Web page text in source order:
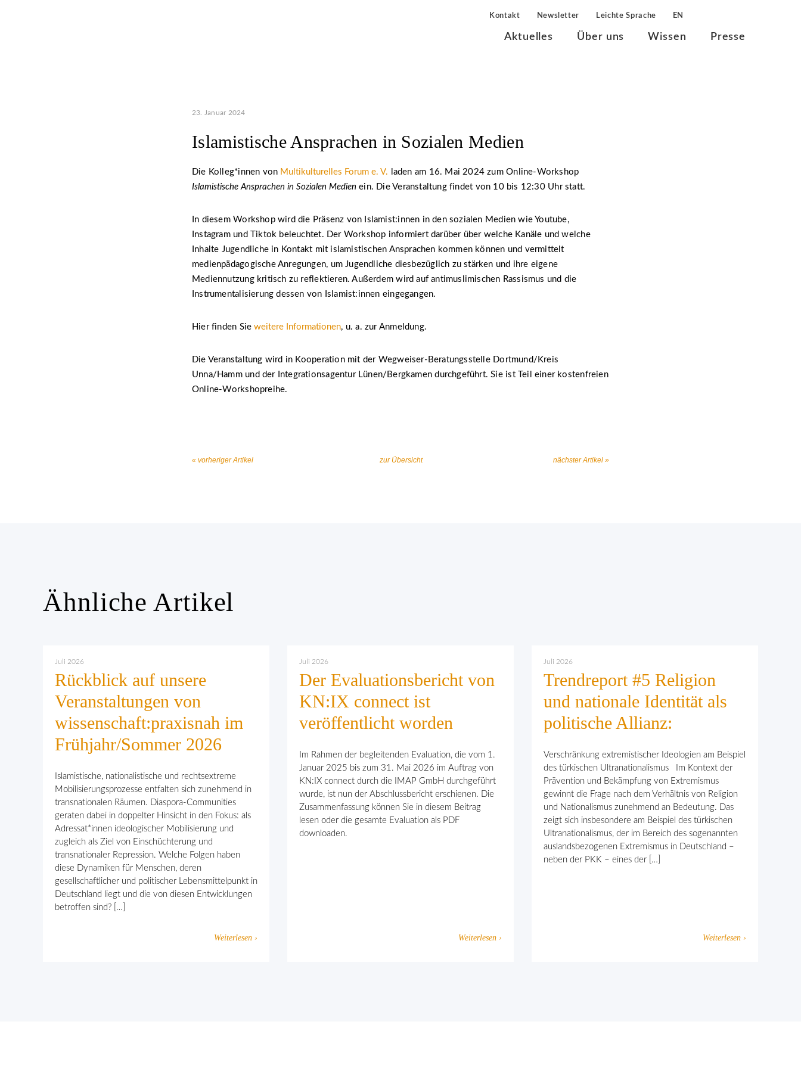
Kontakt Newsletter Leichte Sprache EN
Aktuelles Über uns Wissen Presse
23. Januar 2024
Islamistische Ansprachen in Sozialen Medien
Die Kolleg*innen von Multikulturelles Forum e. V. laden am 16. Mai 2024 zum Online-Workshop
Islamistische Ansprachen in Sozialen Medien ein. Die Veranstaltung findet von 10 bis 12:30 Uhr statt.
In diesem Workshop wird die Präsenz von Islamist:innen in den sozialen Medien wie Youtube,
Instagram und Tiktok beleuchtet. Der Workshop informiert darüber über welche Kanäle und welche
Inhalte Jugendliche in Kontakt mit islamistischen Ansprachen kommen können und vermittelt
medienpädagogische Anregungen, um Jugendliche diesbezüglich zu stärken und ihre eigene
Mediennutzung kritisch zu reflektieren. Außerdem wird auf antimuslimischen Rassismus und die
Instrumentalisierung dessen von Islamist:innen eingegangen.
Hier finden Sieweitere Informationen, u. a. zur Anmeldung.
Die Veranstaltung wird in Kooperation mit der Wegweiser-Beratungsstelle Dortmund/Kreis
Unna/Hamm und der Integrationsagentur Lünen/Bergkamen durchgeführt. Sie ist Teil einer kostenfreien
Online-Workshopreihe.
« vorheriger Artikel zur Übersicht nächster Artikel »
Ähnliche Artikel
Juli 2026
Rückblick auf unsere
Veranstaltungen von
wissenschaft:praxisnah im
Frühjahr/Sommer 2026
Islamistische, nationalistische und rechtsextreme
Mobilisierungsprozesse entfalten sich zunehmend in
transnationalen Räumen. Diaspora-Communities
geraten dabei in doppelter Hinsicht in den Fokus: als
Adressat*innen ideologischer Mobilisierung und
zugleich als Ziel von Einschüchterung und
transnationaler Repression. Welche Folgen haben
diese Dynamiken für Menschen, deren
gesellschaftlicher und politischer Lebensmittelpunkt in
Deutschland liegt und die von diesen Entwicklungen
betroffen sind? […]
Weiterlesen ›
Juli 2026
Der Evaluationsbericht von
KN:IX connect ist
veröffentlicht worden
Im Rahmen der begleitenden Evaluation, die vom 1.
Januar 2025 bis zum 31. Mai 2026 im Auftrag von
KN:IX connect durch die IMAP GmbH durchgeführt
wurde, ist nun der Abschlussbericht erschienen. Die
Zusammenfassung können Sie in diesem Beitrag
lesen oder die gesamte Evaluation als PDF
downloaden.
Weiterlesen ›
Juli 2026
Trendreport #5 Religion
und nationale Identität als
politische Allianz:
Verschränkung extremistischer Ideologien am Beispiel
des türkischen Ultranationalismus Im Kontext der
Prävention und Bekämpfung von Extremismus
gewinnt die Frage nach dem Verhält­nis von Religion
und Nationalismus zunehmend an Bedeutung. Das
zeigt sich insbesondere am Beispiel des türkischen
Ultranationalismus, der im Bereich des sogenannten
auslandsbezogenen Extremismus in Deutschland –
neben der PKK – eines der […]
Weiterlesen ›